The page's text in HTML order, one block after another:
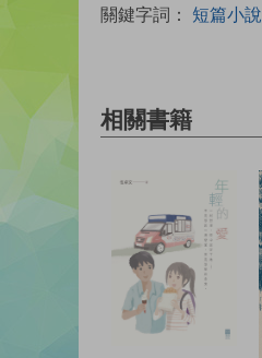
關鍵字詞： 短篇小說
相關書籍